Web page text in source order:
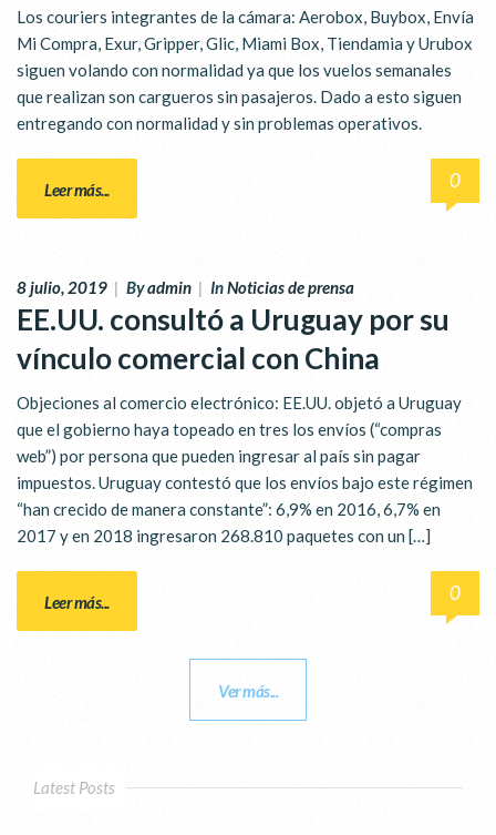
Los couriers integrantes de la cámara: Aerobox, Buybox, Envía
Mi Compra, Exur, Gripper, Glic, Miami Box, Tiendamia y Urubox
siguen volando con normalidad ya que los vuelos semanales
que realizan son cargueros sin pasajeros. Dado a esto siguen
entregando con normalidad y sin problemas operativos.
Leer más... 0
8 julio, 2019 | Byadmin | InNoticias de prensa
EE.UU. consultó a Uruguay por su
vínculo comercial con China
Objeciones al comercio electrónico: EE.UU. objetó a Uruguay
que el gobierno haya topeado en tres los envíos (“compras
web”) por persona que pueden ingresar al país sin pagar
impuestos. Uruguay contestó que los envíos bajo este régimen
“han crecido de manera constante”: 6,9% en 2016, 6,7% en
2017 y en 2018 ingresaron 268.810 paquetes con un […]
Leer más... 0
Ver más...
Latest Posts